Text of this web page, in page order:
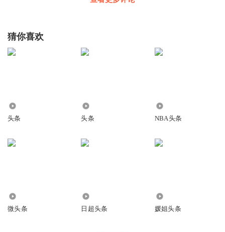
猜你喜欢
头条 头条 NBA头条
微头条 日超头条 媛姐头条